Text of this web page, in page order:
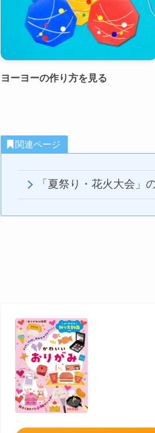
ヨーヨーの作り方を見る
関連ページ
「夏祭り・花火大会」